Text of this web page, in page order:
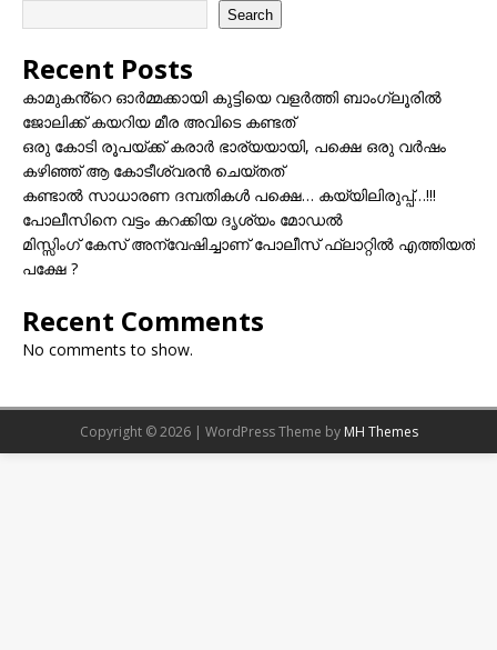
Search
Recent Posts
കാമുകൻ്റെ ഓർമ്മക്കായി കുട്ടിയെ വളർത്തി ബാംഗ്ലൂരിൽ
ജോലിക്ക് കയറിയ മീര അവിടെ കണ്ടത്
ഒരു കോടി രൂപയ്ക്ക് കരാർ ഭാര്യയായി, പക്ഷെ ഒരു വർഷം
കഴിഞ്ഞ് ആ കോടീശ്വരൻ ചെയ്തത്
കണ്ടാൽ സാധാരണ ദമ്പതികൾ പക്ഷെ… കയ്യിലിരുപ്പ്…!!!
പോലീസിനെ വട്ടം കറക്കിയ ദൃശ്യം മോഡല്‍
മിസ്സിംഗ് കേസ് അന്വേഷിച്ചാണ് പോലീസ് ഫ്ലാറ്റിൽ എത്തിയത്
പക്ഷേ ?
Recent Comments
No comments to show.
Copyright © 2026 | WordPress Theme by MH Themes